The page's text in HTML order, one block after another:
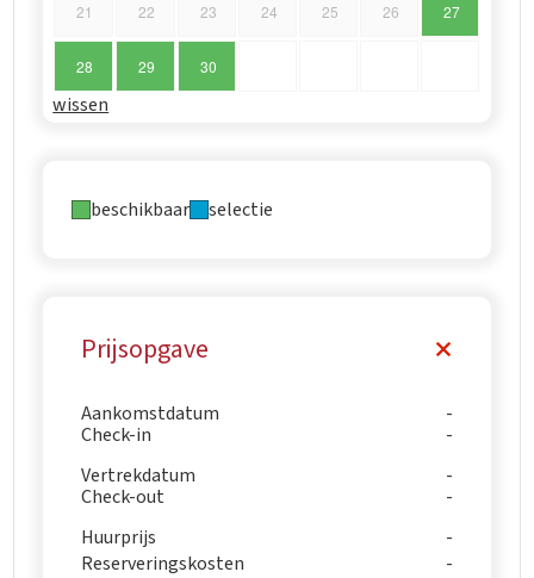
21 22 23 24 25 26 27
28 29 30
wissen
beschikbaar selectie
Prijsopgave
Aankomstdatum
Check-in
Vertrekdatum
Check-out
Huurprijs
Reserveringskosten